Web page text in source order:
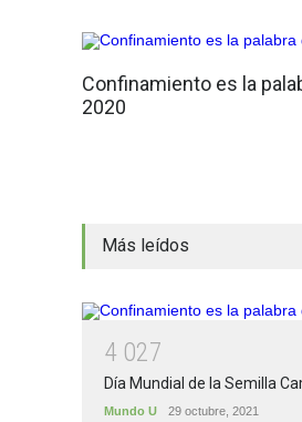
Confinamiento es la
2020
Más leídos
4 027
Día Mundial de la Semilla
Mundo U 29 octubre, 2021